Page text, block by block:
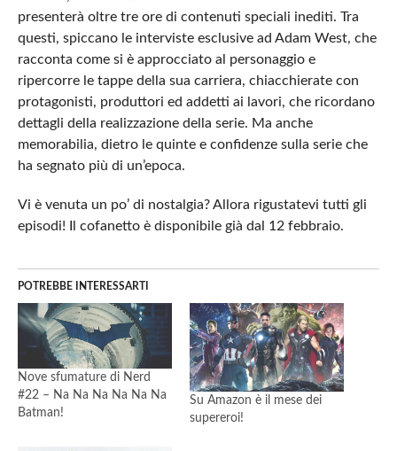
presenterà oltre tre ore di contenuti speciali inediti. Tra
questi, spiccano le interviste esclusive ad Adam West, che
racconta come si è approcciato al personaggio e
ripercorre le tappe della sua carriera, chiacchierate con
protagonisti, produttori ed addetti ai lavori, che ricordano
dettagli della realizzazione della serie. Ma anche
memorabilia, dietro le quinte e confidenze sulla serie che
ha segnato più di un’epoca.
Vi è venuta un po’ di nostalgia? Allora rigustatevi tutti gli
episodi! Il cofanetto è disponibile già dal 12 febbraio.
POTREBBE INTERESSARTI
Nove sfumature di Nerd
#22 – Na Na Na Na Na Na
Batman!
Su Amazon è il mese dei
supereroi!